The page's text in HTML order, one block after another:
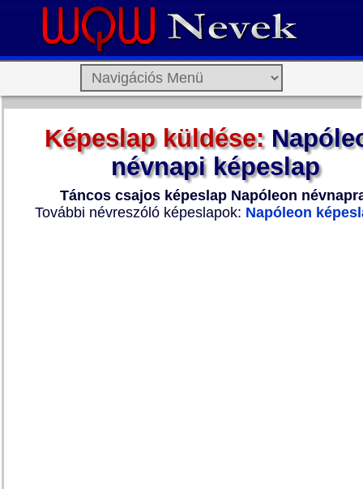
Képeslap küldése:
névnapi képeslap
Táncos csajos képeslap Napóleon
További névreszóló képeslapok: Napóleon